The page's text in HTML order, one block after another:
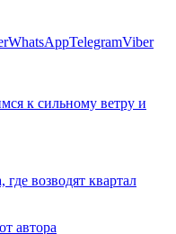
WhatsAppTelegramViber
к сильному ветру и
возводят квартал
автора